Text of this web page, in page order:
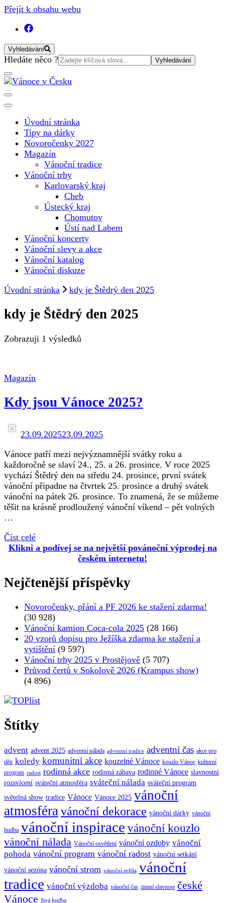
Přejít k obsahu webu
Vyhledávání
Vyhledat:
Hledáte něco ?
Vánoce v Česku
nejkrásnějším svátku v roce v České republice
Úvodní stránka
Tipy na dárky
Novoročenky 2027
Magazín
Vánoční tradice
Vánoční trhy
Karlovarský kraj
Cheb
Ústecký kraj
Chomutov
Ústí nad Labem
Vánoční koncerty
Vánoční slevy a akce
Vánoční katalog
Vánoční diskuze
Úvodní stránka
kdy je Štědrý den 2025
kdy je Štědrý den 2025
Zobrazuji 1 výsledků
Magazín
Kdy jsou Vánoce 2025?
23.09.202523.09.2025
Vánoce patří mezi nejvýznamnější svátky roku a
každoročně se slaví 24., 25. a 26. prosince. V roce 2025
vychází Štědrý den na středu 24. prosince, první svátek
vánoční připadne na čtvrtek 25. prosince a druhý svátek
vánoční na pátek 26. prosince. To znamená, že se můžeme
těšit na krásně prodloužený vánoční víkend – pět volných
…
Číst celé
Klikni a podívej se na největší povánoční výprodej na
českém internetu!
Nejčtenější příspěvky
Novoročenky, přání a PF 2026 ke stažení zdarma!
(30 928)
Vánoční kamion Coca-cola 2025 (28 166)
20 vzorů dopisu pro Ježíška zdarma ke stažení a
vytištění (9 597)
Vánoční trhy 2025 v Prostějově (5 707)
Průvod čertů v Sokolově 2026 (Krampus show)
(4 896)
Štítky
advent advent 2025 adventní nálada adventní tradice adventní čas akce pro
děti koledy komunitní akce kouzelné Vánoce kouzlo Vánoc kulturní
program radost rodinná akce rodinná zábava rodinné Vánoce slavnostní
rozsvícení sváteční atmosféra sváteční nálada sváteční program
světelná show tradice Vánoce Vánoce 2025 vánoční
atmosféravánoční dekorace vánoční dárky vánoční
hudba vánoční inspirace vánoční kouzlo
vánoční nálada Vánoční osvětlení vánoční ozdoby vánoční
pohoda vánoční program vánoční radost vánoční setkání
vánoční sezóna vánoční strom vánoční světla vánoční
tradice vánoční výzdoba vánoční čas zimní slavnost české
Vánoce živá hudba